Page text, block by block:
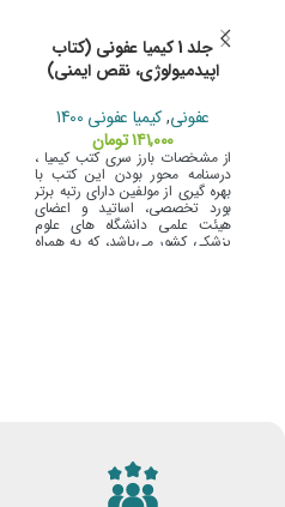
جلد 1 کیمیا عفونی (کتاب
اپیدمیولوژی، نقص ایمنی)
عفونی,کیمیا عفونی 1400
۱۴۱,۰۰۰تومان
از مشخصات بارز سری کتب کیمیا ،
درسنامه محور بودن این کتب با
بهره گیری از مولفین دارای رتبه برتر
بورد تخصصی، اساتید و اعضای
هیئت علمی دانشگاه های علوم
پزشکی کشور می‌باشد،که به همراه